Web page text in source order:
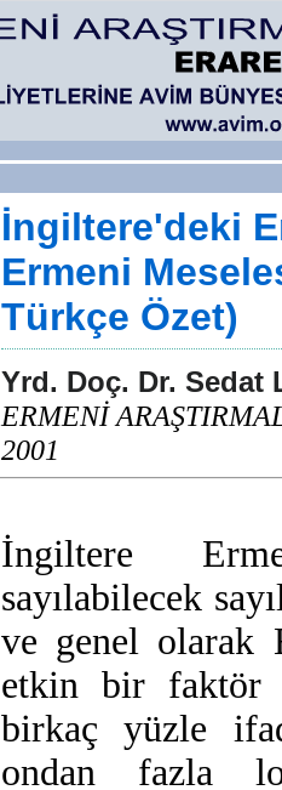
İngiltere'deki
Ermeni
Türkçe Özet)
Yrd. Doç. Dr. Sedat
ERMENİ
2001
İngiltere
sayılabilecek
ve genel olarak
etkin bir faktör
birkaç yüzle
ondan fazla